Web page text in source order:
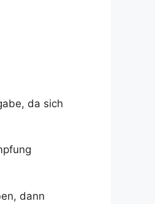
da sich
dann